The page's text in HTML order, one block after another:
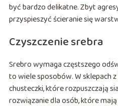
być bardzo delikatne. Zbyt
przyspieszyć ścieranie się
Czyszczenie srebra
Srebro wymaga częstszego
to wiele sposobów. W sklepach
chusteczki, które rozpuszczają
rozwiązanie dla osób, które